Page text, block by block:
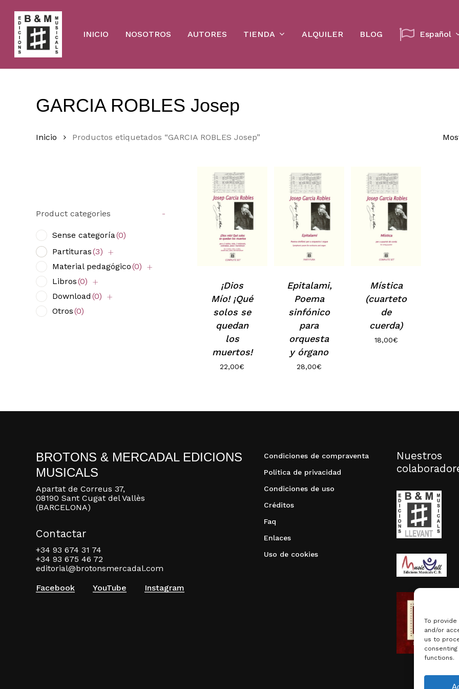
To
and/or
us to
functions.
main
content
INICIO NOSOTROS AUTORES TIENDA ALQUILER BLOG Español
GARCIA ROBLES Josep
Inicio Productos etiquetados “GARCIA ROBLES Josep”
Product categories -
Sense categoría(0)
Partituras(3)
Material pedagógico(0)
Libros(0)
Download (0)
Otros(0)
¡Dios
Mío! ¡Qué
solos se
quedan
los
muertos!
22,00€
Epitalami,
Poema
sinfónico
para
orquesta
y órgano
28,00€
Mística
(cuarteto
de
cuerda)
18,00€
BROTONS & MERCADAL EDICIONS
MUSICALS
Apartat de Correus 37,
08190 Sant Cugat del Vallès
(BARCELONA)
Contactar
+34 93 674 31 74
+34 93 675 46 72
editorial@brotonsmercadal.com
Facebook
YouTube Instagram
Condiciones de compraventa
Política de privacidad
Condiciones de uso
Créditos
Faq
Enlaces
Uso de cookies
Nuestros